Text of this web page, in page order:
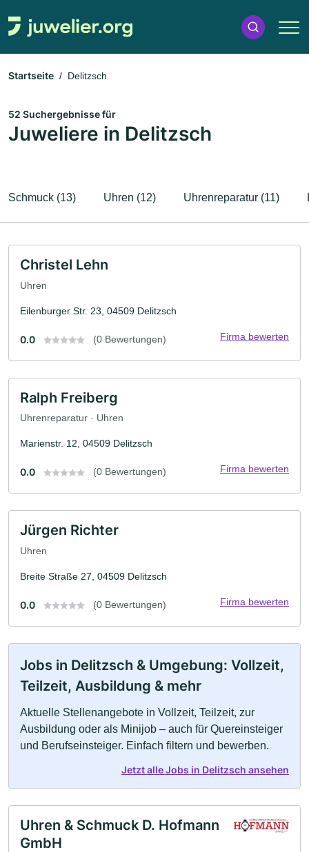
Startseite Delitzsch
52 Suchergebnisse für
Juweliere in Delitzsch
Schmuck (13) Uhren (12) Uhrenreparatur (11)
Christel Lehn
Uhren
Eilenburger Str. 23, 04509 Delitzsch
0.0 (0 Bewertungen) Firma bewerten
Ralph Freiberg
Uhrenreparatur · Uhren
Marienstr. 12, 04509 Delitzsch
0.0 (0 Bewertungen) Firma bewerten
Jürgen Richter
Uhren
Breite Straße 27, 04509 Delitzsch
0.0 (0 Bewertungen) Firma bewerten
Jobs in Delitzsch & Umgebung: Vollzeit,
Teilzeit, Ausbildung & mehr
Aktuelle Stellenangebote in Vollzeit, Teilzeit, zur
Ausbildung oder als Minijob – auch für Quereinsteiger
und Berufseinsteiger. Einfach filtern und bewerben.
Jetzt alle Jobs in Delitzsch ansehen
Uhren & Schmuck D. Hofmann
GmbH